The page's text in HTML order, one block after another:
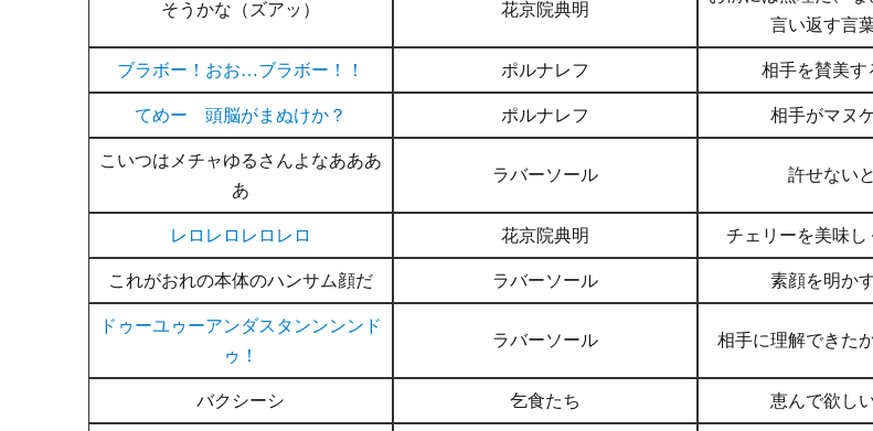
そうかな（ズアッ） 花京院典明
言い返す言
ブラボー！おお…ブラボー！！ ポルナレフ 相手を賛美す
てめー 頭脳がまぬけか？ ポルナレフ 相手がマヌ
こいつはメチャゆるさんよなあああ
あ
ラバーソール 許せない
レロレロレロレロ 花京院典明 チェリーを美味し
これがおれの本体のハンサム顔だ ラバーソール 素顔を明か
ドゥーユゥーアンダスタンンンンド
ゥ！
ラバーソール 相手に理解できた
バクシーシ 乞食たち 恵んで欲し